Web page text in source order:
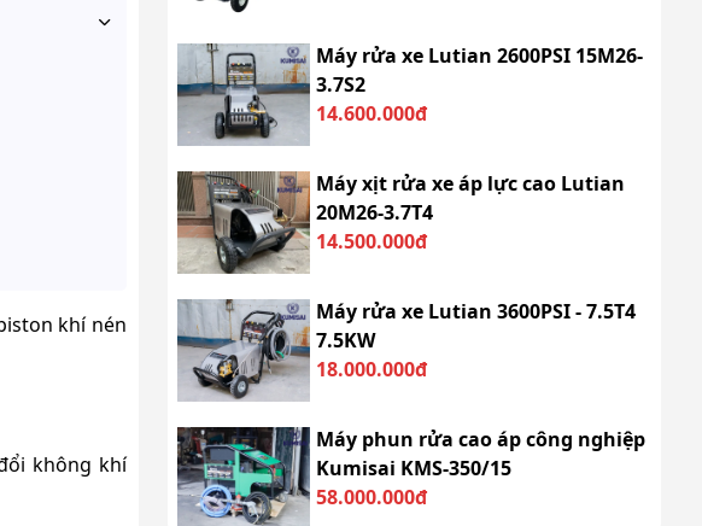
khí nén
không khí
Máy rửa xe Lutian 2600PSI 15M26-
3.7S2
14.600.000đ
Máy xịt rửa xe áp lực cao Lutian
20M26-3.7T4
14.500.000đ
Máy rửa xe Lutian 3600PSI - 7.5T4
7.5KW
18.000.000đ
Máy phun rửa cao áp công nghiệp
Kumisai KMS-350/15
58.000.000đ